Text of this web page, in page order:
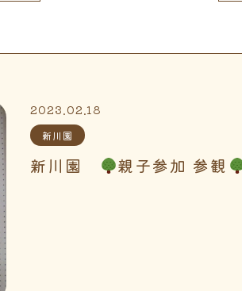
2023.02.18
新川園
新川園 親子参加 参観